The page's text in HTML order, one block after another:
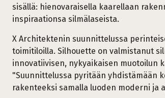
sisällä: hienovaraisella kaarellaan
inspiraationsa silmälaseista.
X Architektenin suunnittelussa
toimitiloilla. Silhouette on valmistanut
innovatiivisen, nykyaikaisen muotoilun
"Suunnittelussa pyritään yhdistämään
rakenteeksi samalla luoden moderni